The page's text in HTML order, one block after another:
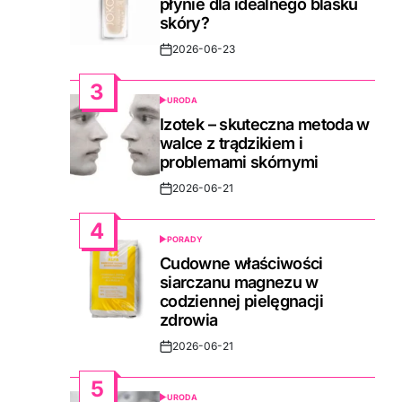
płynie dla idealnego blasku
skóry?
Post2026-06-23
3
POSTED
IN
URODA
Izotek – skuteczna metoda w
walce z trądzikiem i
problemami skórnymi
Post2026-06-21
4
POSTED
IN
PORADY
Cudowne właściwości
siarczanu magnezu w
codziennej pielęgnacji
zdrowia
Post2026-06-21
5 URODA